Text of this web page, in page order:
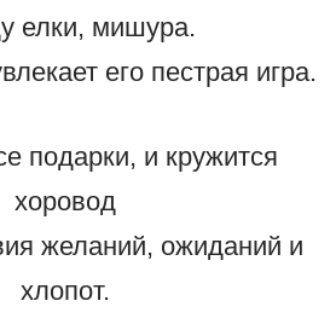
елки, мишура.
его пестрая игра.
подарки, и кружится
хоровод
желаний, ожиданий и
хлопот.